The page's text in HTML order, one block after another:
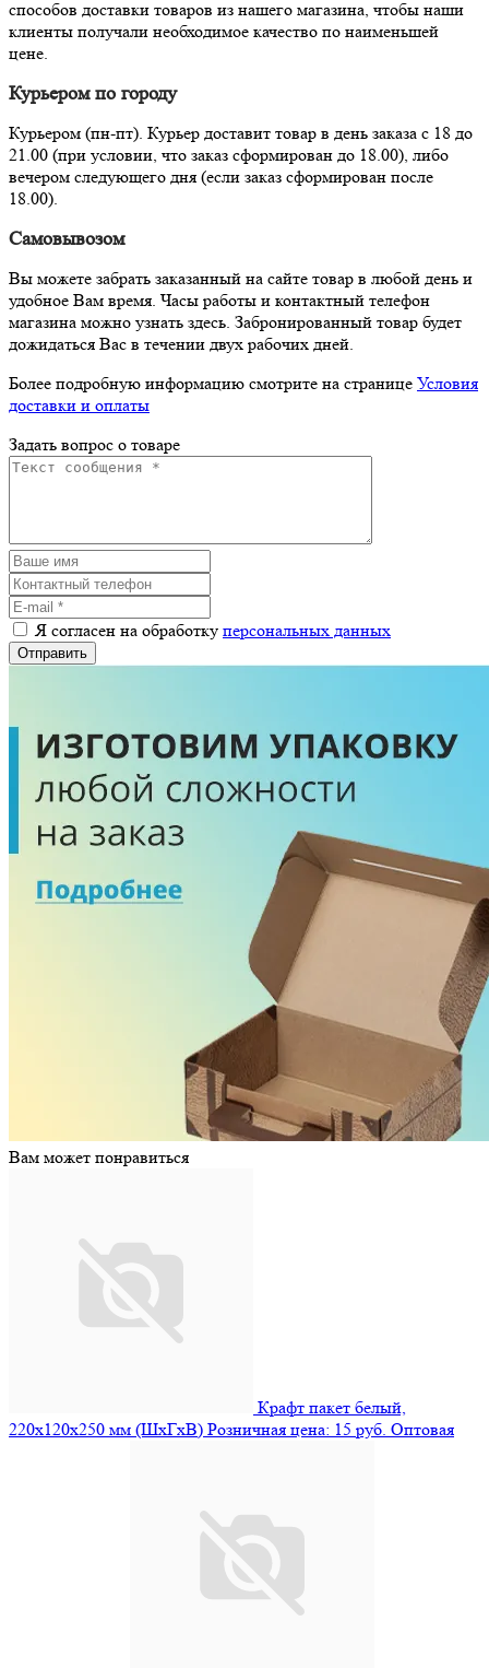
способов доставки товаров из нашего магазина, чтобы наши
клиенты получали необходимое качество по наименьшей
цене.
Курьером по городу
Курьером (пн-пт). Курьер доставит товар в день заказа с 18 до
21.00 (при условии, что заказ сформирован до 18.00), либо
вечером следующего дня (если заказ сформирован после
18.00).
Самовывозом
Вы можете забрать заказанный на сайте товар в любой день и
удобное Вам время. Часы работы и контактный телефон
магазина можно узнать здесь. Забронированный товар будет
дожидаться Вас в течении двух рабочих дней.
Более подробную информацию смотрите на странице Условия
доставки и оплаты
Задать вопрос о товаре
Я согласен на обработку персональных данных
Отправить
Вам может понравиться
Крафт пакет белый,
220х120х250 мм (ШхГхВ) Розничная цена: 15 руб. Оптовая